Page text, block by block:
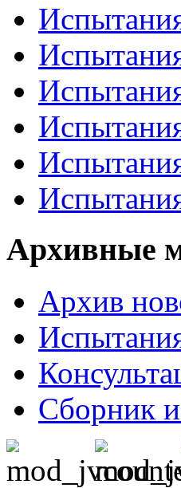
Архивные
Архив
Сборник